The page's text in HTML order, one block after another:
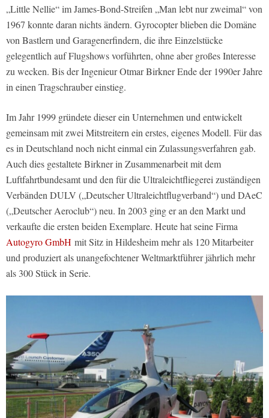
„Little Nellie“ im James-Bond-Streifen „Man lebt nur zweimal“ von
1967 konnte daran nichts ändern. Gyrocopter blieben die Domäne
von Bastlern und Garagenerfindern, die ihre Einzelstücke
gelegentlich auf Flugshows vorführten, ohne aber großes Interesse
zu wecken. Bis der Ingenieur Otmar Birkner Ende der 1990er Jahre
in einen Tragschrauber einstieg.
Im Jahr 1999 gründete dieser ein Unternehmen und entwickelt
gemeinsam mit zwei Mitstreitern ein erstes, eigenes Modell. Für das
es in Deutschland noch nicht einmal ein Zulassungsverfahren gab.
Auch dies gestaltete Birkner in Zusammenarbeit mit dem
Luftfahrtbundesamt und den für die Ultraleichtfliegerei zuständigen
Verbänden DULV („Deutscher Ultraleichtflugverband“) und DAeC
(„Deutscher Aeroclub“) neu. In 2003 ging er an den Markt und
verkaufte die ersten beiden Exemplare. Heute hat seine Firma
Autogyro GmbH mit Sitz in Hildesheim mehr als 120 Mitarbeiter
und produziert als unangefochtener Weltmarktführer jährlich mehr
als 300 Stück in Serie.